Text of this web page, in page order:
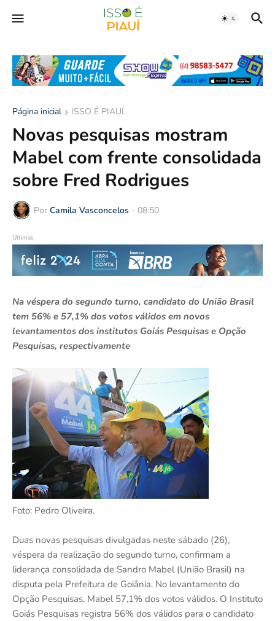
Página inicial ISSO É PIAUÍ.
Novas pesquisas mostram
Mabel com frente consolidada
sobre Fred Rodrigues
Por Camila Vasconcelos - 08:50
Últimas
Na véspera do segundo turno, candidato do União Brasil
tem 56% e 57,1% dos votos válidos em novos
levantamentos dos institutos Goiás Pesquisas e Opção
Pesquisas, respectivamente
Foto: Pedro Oliveira.
Duas novas pesquisas divulgadas neste sábado (26),
véspera da realização do segundo turno, confirmam a
liderança consolidada de Sandro Mabel (União Brasil) na
disputa pela Prefeitura de Goiânia. No levantamento do
Opção Pesquisas, Mabel 57,1% dos votos válidos. O Instituto
Goiás Pesquisas registra 56% dos válidos para o candidato